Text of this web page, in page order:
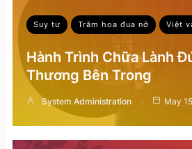
Suy tư Trăm hoa đua nở Việt
Hành Trình Chữa Lành
Thương Bên Trong
System Administration May